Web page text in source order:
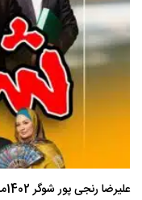
علیرضا رنجی پور شوگر 1402مش اسماعیل صمدممد